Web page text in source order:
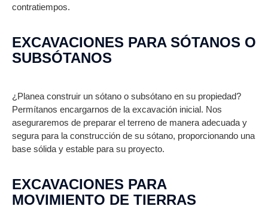
contratiempos.
EXCAVACIONES PARA SÓTANOS O
SUBSÓTANOS
¿Planea construir un sótano o subsótano en su propiedad?
Permítanos encargarnos de la excavación inicial. Nos
aseguraremos de preparar el terreno de manera adecuada y
segura para la construcción de su sótano, proporcionando una
base sólida y estable para su proyecto.
EXCAVACIONES PARA
MOVIMIENTO DE TIERRAS